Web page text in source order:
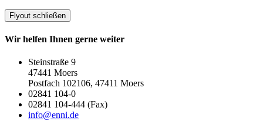
Flyout schließen
Wir helfen Ihnen gerne weiter
Steinstraße 9
47441 Moers
Postfach 102106, 47411 Moers
02841 104-0
02841 104-444 (Fax)
info@enni.de